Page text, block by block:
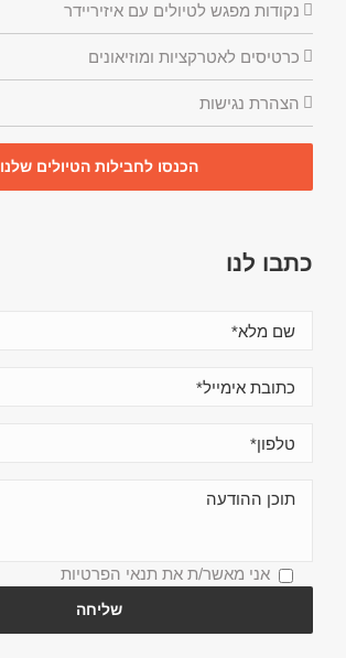
נקודות מפגש לטיולים עם איזיריידר
כרטיסים לאטרקציות ומוזיאונים
הצהרת נגישות
הכנסו לחבילות הטיולים שלנו
כתבו לנו
אני מאשר/ת את תנאי הפרטיות